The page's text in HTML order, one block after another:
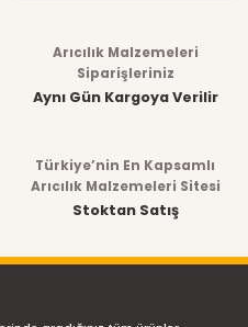
Arıcılık Malzemeleri
Siparişleriniz
Aynı Gün Kargoya Verilir
Türkiye’nin En Kapsamlı
Arıcılık Malzemeleri Sitesi
Stoktan Satış